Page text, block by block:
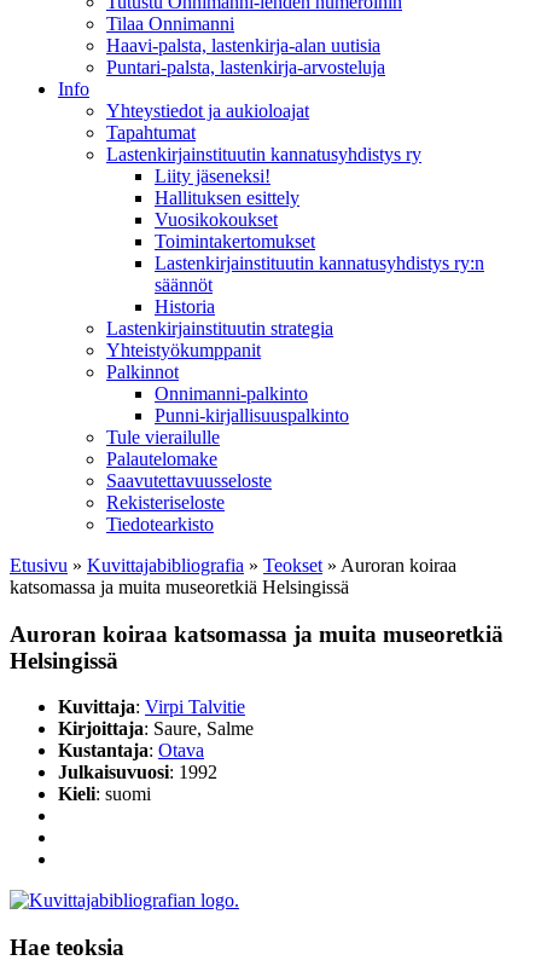
Tilaa Onnimanni
Haavi-palsta, lastenkirja-alan uutisia
Puntari-palsta, lastenkirja-arvosteluja
Info
Yhteystiedot ja aukioloajat
Tapahtumat
Lastenkirjainstituutin kannatusyhdistys ry
Liity jäseneksi!
Hallituksen esittely
Vuosikokoukset
Toimintakertomukset
Lastenkirjainstituutin kannatusyhdistys ry:n
säännöt
Historia
Lastenkirjainstituutin strategia
Yhteistyökumppanit
Palkinnot
Onnimanni-palkinto
Punni-kirjallisuuspalkinto
Tule vierailulle
Palautelomake
Saavutettavuusseloste
Rekisteriseloste
Tiedotearkisto
Etusivu » Kuvittaja­bibliografia » Teokset » Auroran koiraa
katsomassa ja muita museoretkiä Helsingissä
Auroran koiraa katsomassa ja muita museoretkiä
Helsingissä
Kuvittaja: Virpi Talvitie
Kirjoittaja: Saure, Salme
Kustantaja: Otava
Julkaisuvuosi: 1992
Kieli: suomi
Hae teoksia